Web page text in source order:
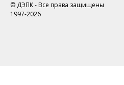
© ДЭПК - Все права защищены
1997-2026